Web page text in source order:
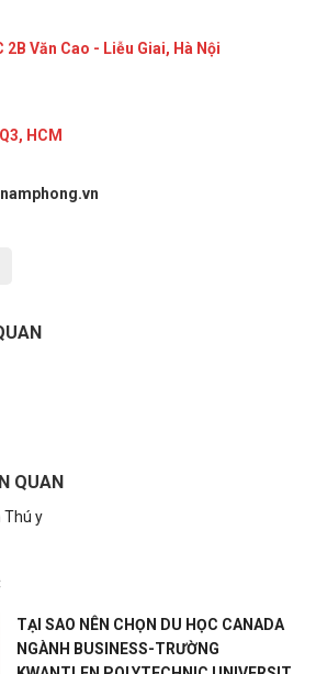
Văn Cao - Liễu Giai, Hà Nội
HCM
QUAN
Thú y
TẠI SAO NÊN CHỌN DU HỌC CANADA
NGÀNH BUSINESS-TRƯỜNG